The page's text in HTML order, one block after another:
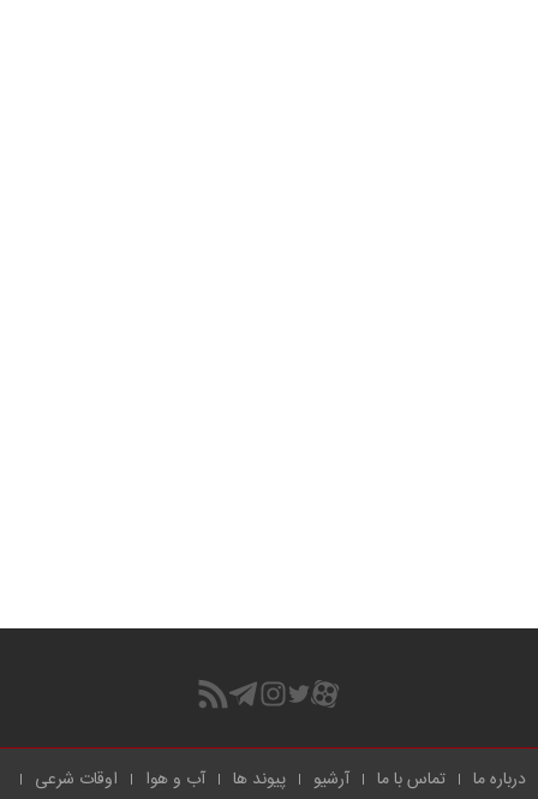
درباره ما تماس با ما آرشیو پیوند ها آب و هوا
اوقات شرعی